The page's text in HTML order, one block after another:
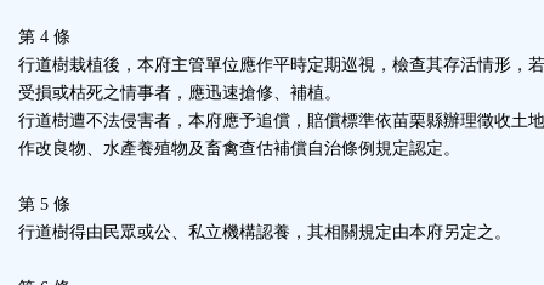
第 4 條
行道樹栽植後，本府主管單位應作平時定期巡視，檢查其存活情形，
受損或枯死之情事者，應迅速搶修、補植。
行道樹遭不法侵害者，本府應予追償，賠償標準依苗栗縣辦理徵收土
作改良物、水產養殖物及畜禽查估補償自治條例規定認定。
第 5 條
行道樹得由民眾或公、私立機構認養，其相關規定由本府另定之。